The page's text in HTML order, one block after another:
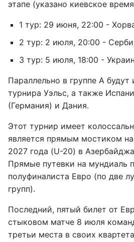
этапе (указано киевское
1 тур: 29 июня, 22:00 -
2 тур: 2 июля, 20:00 -
3 тур: 5 июля, 18:00 -
Параллельно в группе А будут
турнира Уэльс, а также
(Германия) и Дания.
Этот турнир имеет
является прямым мостиком
2027 года (U-20) в
Прямые путевки на мундиаль
полуфиналиста Евро (по две
групп).
Последний, пятый билет от
стыковом матче 8 июля
третьи места в своих